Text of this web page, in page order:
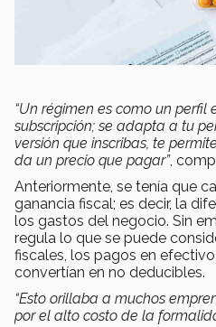
“Un régimen es como un
subscripción; se adapta a tu
versión que inscribas, te
da un precio que pagar”,
Anteriormente, se tenía que
ganancia fiscal; es decir, la
los gastos del negocio. Sin
regula lo que se puede
fiscales, los pagos en
convertían en no deducibles.
“Esto orillaba a muchos
por el alto costo de la